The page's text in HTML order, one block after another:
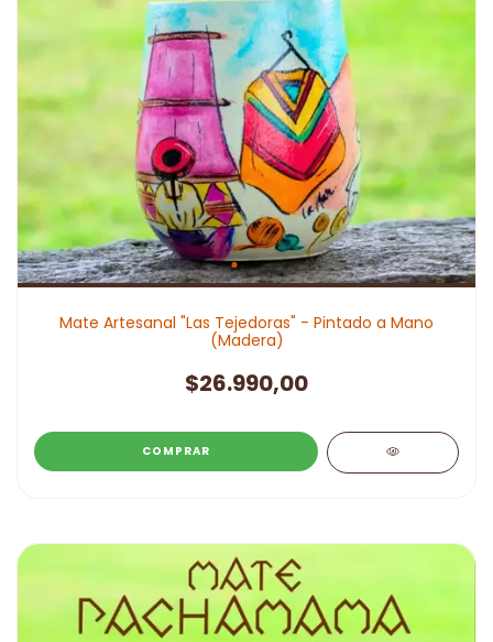
Mate Artesanal "Las Tejedoras" - Pintado a Mano
(Madera)
$26.990,00